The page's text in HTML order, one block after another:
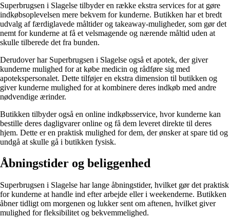
Superbrugsen i Slagelse tilbyder en række ekstra services for at gøre
indkøbsoplevelsen mere bekvem for kunderne. Butikken har et bredt
udvalg af færdiglavede måltider og takeaway-muligheder, som gør det
nemt for kunderne at få et velsmagende og nærende måltid uden at
skulle tilberede det fra bunden.
Derudover har Superbrugsen i Slagelse også et apotek, der giver
kunderne mulighed for at købe medicin og rådføre sig med
apotekspersonalet. Dette tilføjer en ekstra dimension til butikken og
giver kunderne mulighed for at kombinere deres indkøb med andre
nødvendige ærinder.
Butikken tilbyder også en online indkøbsservice, hvor kunderne kan
bestille deres dagligvarer online og få dem leveret direkte til deres
hjem. Dette er en praktisk mulighed for dem, der ønsker at spare tid og
undgå at skulle gå i butikken fysisk.
Åbningstider og beliggenhed
Superbrugsen i Slagelse har lange åbningstider, hvilket gør det praktisk
for kunderne at handle ind efter arbejde eller i weekenderne. Butikken
åbner tidligt om morgenen og lukker sent om aftenen, hvilket giver
mulighed for fleksibilitet og bekvemmelighed.